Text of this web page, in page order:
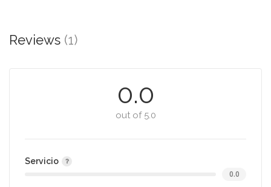
Reviews (1)
0.0
out of 5.0
Servicio
0.0